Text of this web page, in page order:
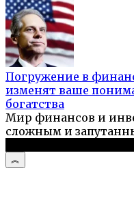
Погружение в
изменят ваше
богатства
Мир финансов и
сложным и